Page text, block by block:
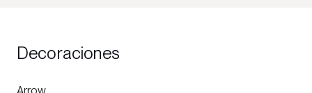
Decoraciones